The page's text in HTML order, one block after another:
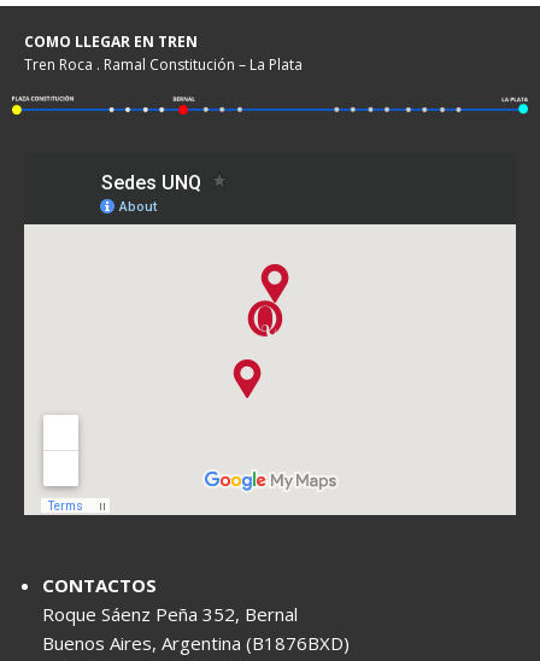
COMO LLEGAR EN TREN
Tren Roca . Ramal Constitución – La Plata
CONTACTOS
Roque Sáenz Peña 352, Bernal
Buenos Aires, Argentina (B1876BXD)